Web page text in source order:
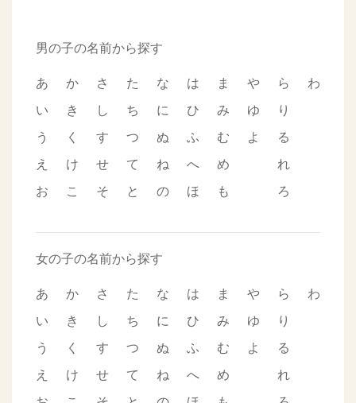
男の子の名前から探す
あ
い
う
え
お
か
き
く
け
こ
さ
し
す
せ
そ
た
ち
つ
て
と
な
に
ぬ
ね
の
は
ひ
ふ
へ
ほ
ま
み
む
め
も
や
ゆ
よ
ら
り
る
れ
ろ
わ
女の子の名前から探す
あ
い
う
え
か
き
く
け
さ
し
す
せ
た
ち
つ
て
な
に
ぬ
ね
は
ひ
ふ
へ
ま
み
む
め
や
ゆ
よ
ら
り
る
れ
わ